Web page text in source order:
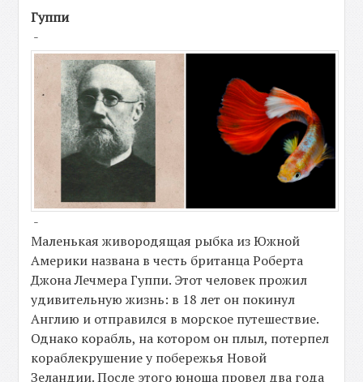
Гуппи
-
-
Маленькая живородящая рыбка из Южной
Америки названа в честь британца Роберта
Джона Лечмера Гуппи. Этот человек прожил
удивительную жизнь: в 18 лет он покинул
Англию и отправился в морское путешествие.
Однако корабль, на котором он плыл, потерпел
кораблекрушение у побережья Новой
Зеландии. После этого юноша провел два года